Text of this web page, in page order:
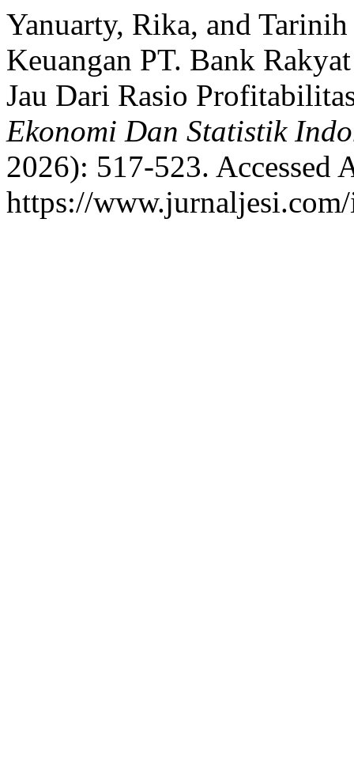
Yanuarty, Rika, and
Keuangan PT. Bank
Jau Dari Rasio
Ekonomi Dan Statistik
2026): 517-523. Accessed
https://